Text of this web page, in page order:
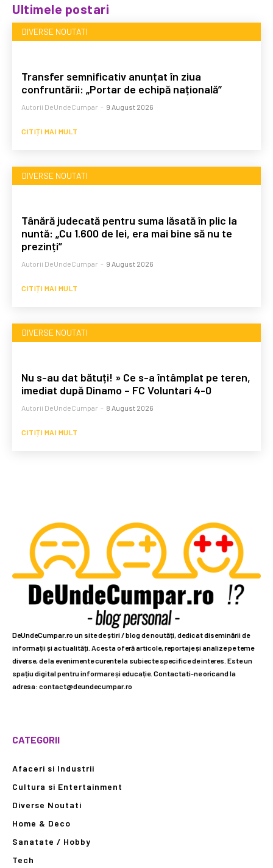
Ultimele postari
DIVERSE NOUTATI
Transfer semnificativ anunțat în ziua
confruntării: „Portar de echipă națională”
Autorii DeUndeCumpar - 9 August 2026
CITIȚI MAI MULT
DIVERSE NOUTATI
Tânără judecată pentru suma lăsată în plic la
nuntă: „Cu 1.600 de lei, era mai bine să nu te
prezinți”
Autorii DeUndeCumpar - 9 August 2026
CITIȚI MAI MULT
DIVERSE NOUTATI
Nu s-au dat bătuți! » Ce s-a întâmplat pe teren,
imediat după Dinamo – FC Voluntari 4-0
Autorii DeUndeCumpar - 8 August 2026
CITIȚI MAI MULT
DeUndeCumpar.ro un site de știri / blog de noutăți, dedicat diseminării de
informații și actualități. Acesta oferă articole, reportaje și analize pe teme
diverse, de la evenimente curente la subiecte specifice de interes. Este un
spațiu digital pentru informare și educație. Contactati-ne oricand la
adresa: contact@deundecumpar.ro
CATEGORII
Afaceri si Industrii
Cultura si Entertainment
Diverse Noutati
Home & Deco
Sanatate / Hobby
Tech